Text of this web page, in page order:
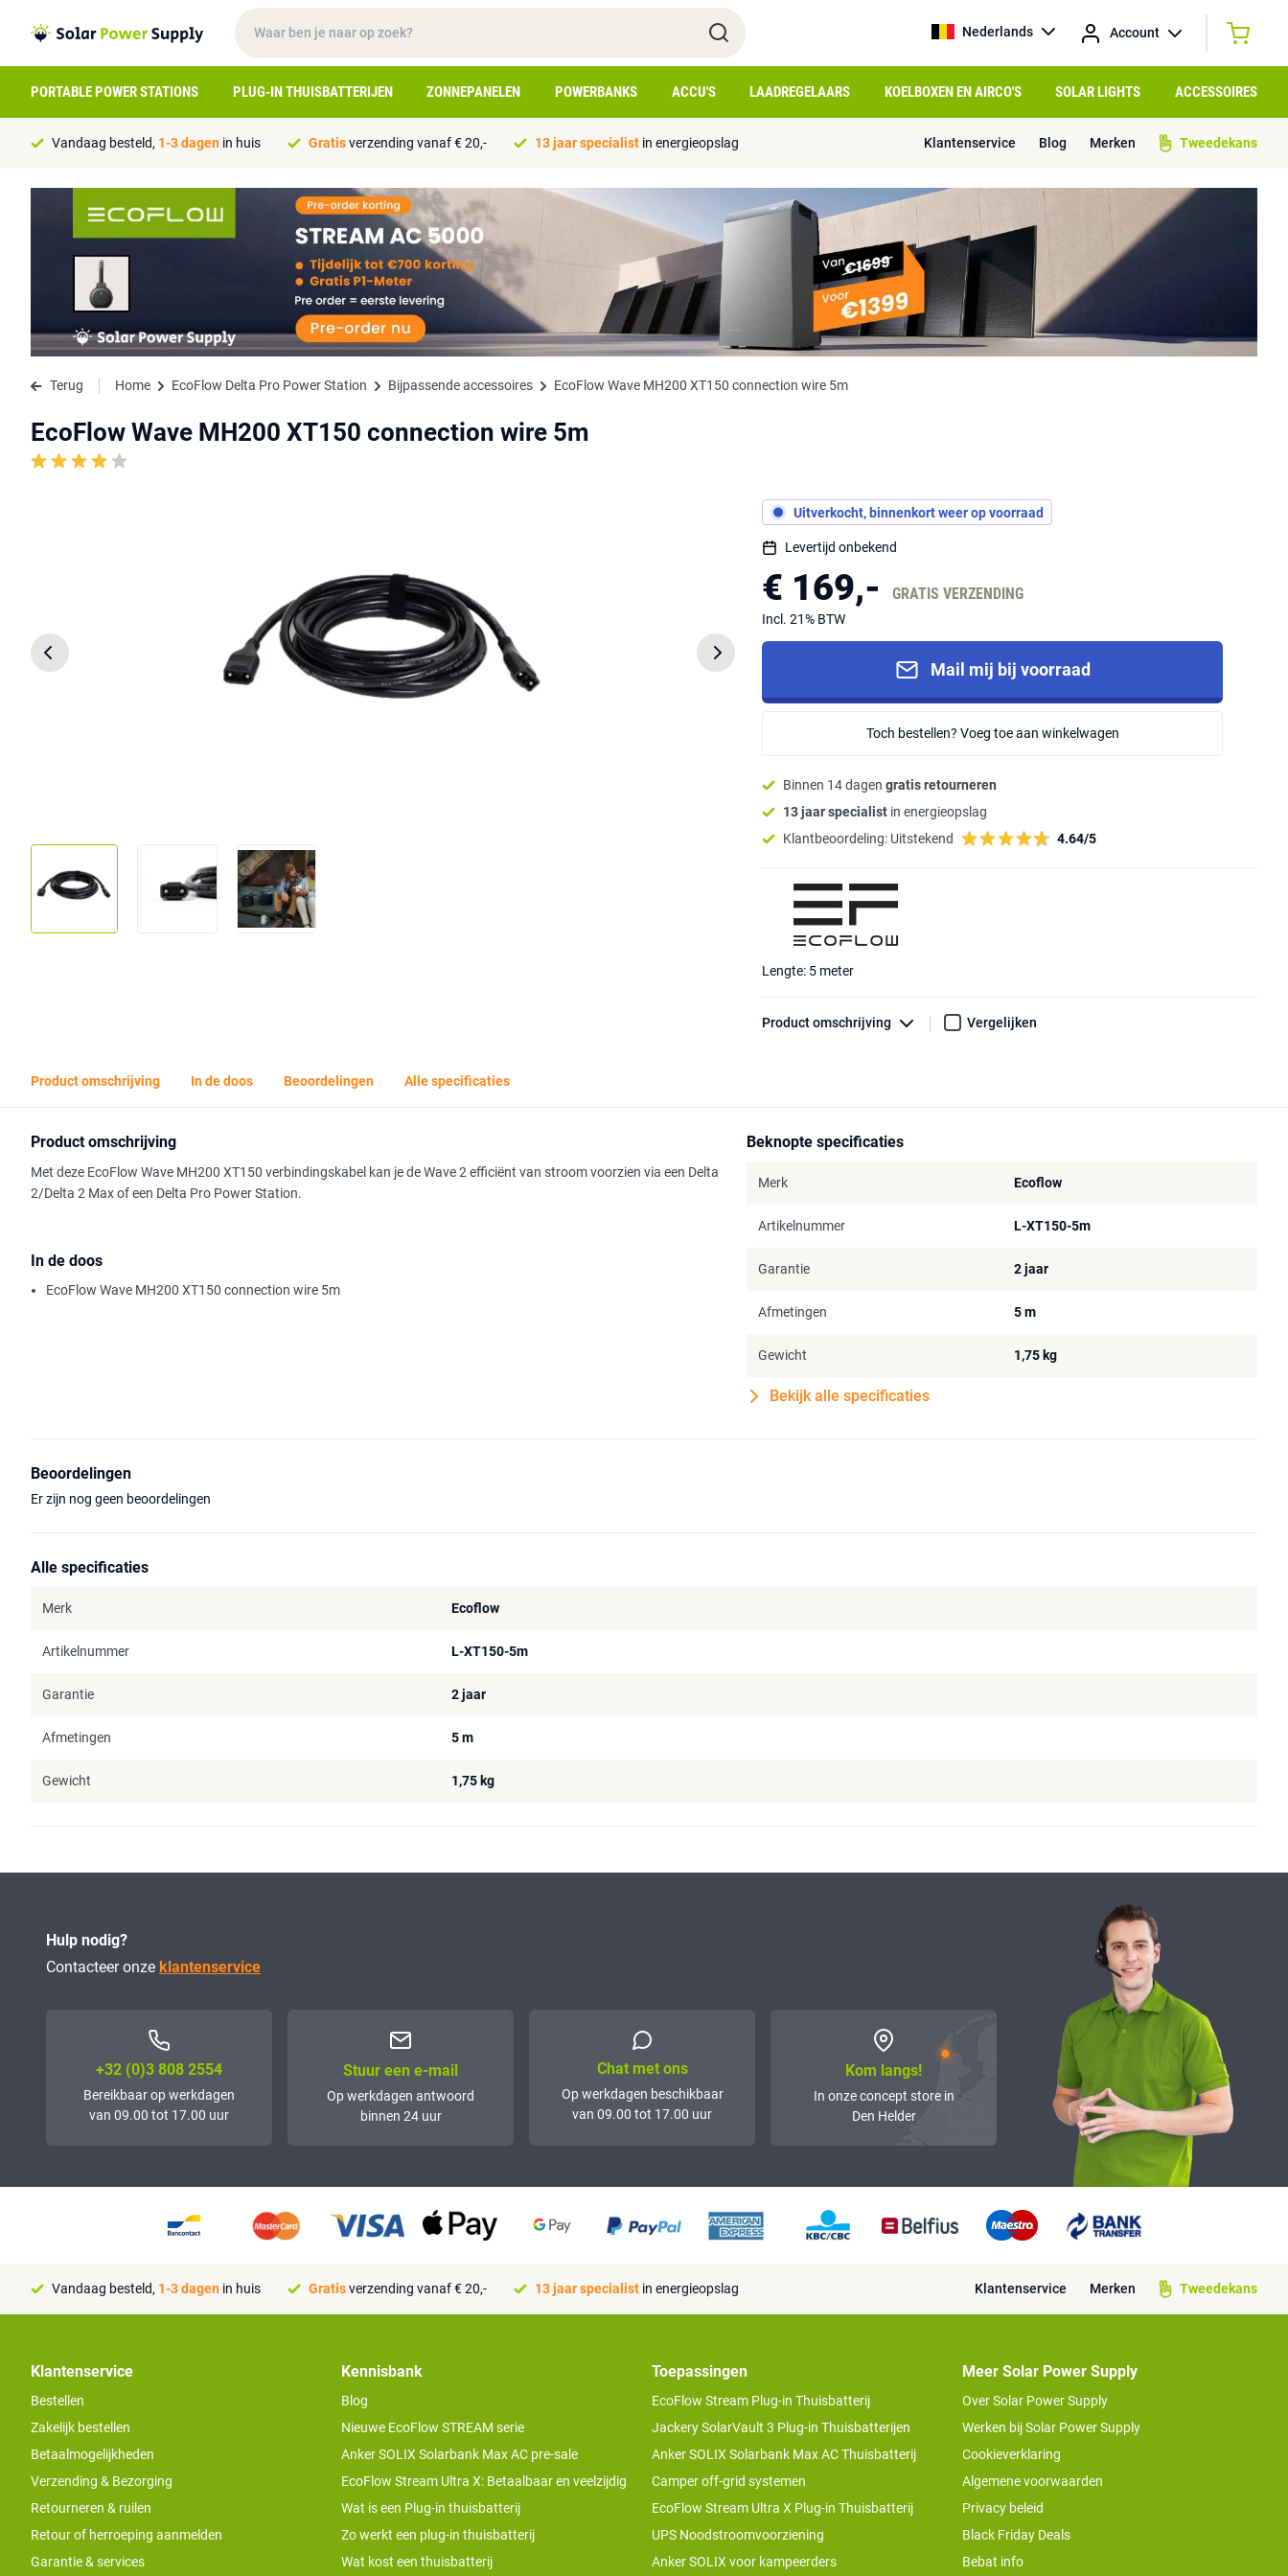
Nederlands Account
PORTABLE POWER STATIONS PLUG-IN THUISBATTERIJEN ZONNEPANELEN POWERBANKS ACCU'S LAADREGELAARS KOELBOXEN EN AIRCO'S SOLAR LIGHTS ACCESSOIRES
Vandaag besteld, 1-3 dagen in huis Gratisverzending vanaf € 20,- 13 jaar specialist in energieopslag Klantenservice Blog Merken Tweedekans
Terug Home EcoFlow Delta Pro Power Station Bijpassende accessoires EcoFlow Wave MH200 XT150 connection wire 5m
EcoFlow Wave MH200 XT150 connection wire 5m
Uitverkocht, binnenkort weer op voorraad
Levertijd onbekend
€ 169,- GRATIS VERZENDING
Incl. 21% BTW
Mail mij bij voorraad
Toch bestellen? Voeg toe aan winkelwagen
Binnen 14 dagen gratis retourneren
13 jaar specialist in energieopslag
Klantbeoordeling: Uitstekend 4.64/5
Lengte: 5 meter
Product omschrijving Vergelijken
Product omschrijving In de doos Beoordelingen Alle specificaties
Product omschrijving
Met deze EcoFlow Wave MH200 XT150 verbindingskabel kan je de Wave 2 efficiënt van stroom voorzien via een Delta
2/Delta 2 Max of een Delta Pro Power Station.
In de doos
EcoFlow Wave MH200 XT150 connection wire 5m
Beknopte specificaties
Merk Ecoflow
Artikelnummer L-XT150-5m
Garantie 2 jaar
Afmetingen 5 m
Gewicht 1,75 kg
Bekijk alle specificaties
Beoordelingen
Er zijn nog geen beoordelingen
Alle specificaties
Merk Ecoflow
Artikelnummer L-XT150-5m
Garantie 2 jaar
Afmetingen 5 m
Gewicht 1,75 kg
Hulp nodig?
Contacteer onze klantenservice
+32 (0)3 808 2554
Bereikbaar op werkdagen
van 09.00 tot 17.00 uur
Stuur een e-mail
Op werkdagen antwoord
binnen 24 uur
Chat met ons
Op werkdagen beschikbaar
van 09.00 tot 17.00 uur
Kom langs!
In onze concept store in
Den Helder
Vandaag besteld, 1-3 dagen in huis Gratisverzending vanaf € 20,- 13 jaar specialist in energieopslag Klantenservice Merken Tweedekans
Klantenservice
Bestellen
Zakelijk bestellen
Betaalmogelijkheden
Verzending & Bezorging
Retourneren & ruilen
Retour of herroeping aanmelden
Garantie & services
Kennisbank
Blog
Nieuwe EcoFlow STREAM serie
Anker SOLIX Solarbank Max AC pre-sale
EcoFlow Stream Ultra X: Betaalbaar en veelzijdig
Wat is een Plug-in thuisbatterij
Zo werkt een plug-in thuisbatterij
Wat kost een thuisbatterij
Toepassingen
EcoFlow Stream Plug-in Thuisbatterij
Jackery SolarVault 3 Plug-in Thuisbatterijen
Anker SOLIX Solarbank Max AC Thuisbatterij
Camper off-grid systemen
EcoFlow Stream Ultra X Plug-in Thuisbatterij
UPS Noodstroomvoorziening
Anker SOLIX voor kampeerders
Meer Solar Power Supply
Over Solar Power Supply
Werken bij Solar Power Supply
Cookieverklaring
Algemene voorwaarden
Privacy beleid
Black Friday Deals
Bebat info